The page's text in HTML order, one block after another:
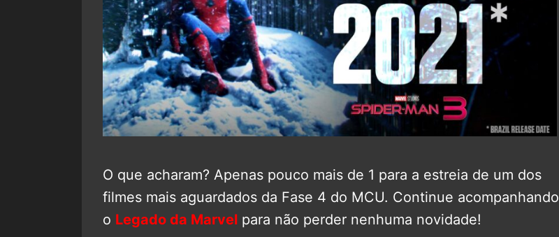
O que acharam? Apenas pouco mais de 1 para a estreia de um dos
filmes mais aguardados da Fase 4 do MCU. Continue acompanhando
o Legado da Marvel para não perder nenhuma novidade!